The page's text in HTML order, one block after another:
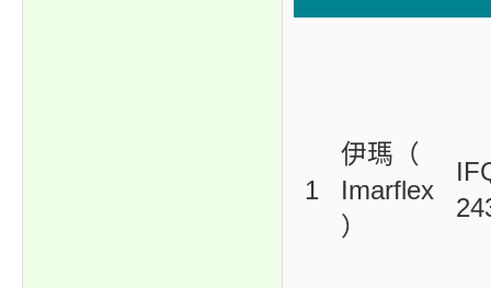
1
伊瑪（
Imarflex
）